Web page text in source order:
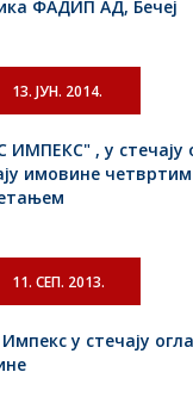
ФАДИП АД, Бечеј
13. ЈУН. 2014.
ИМПЕКС" , у стечају
имовине
11. СЕП. 2013.
у стечају